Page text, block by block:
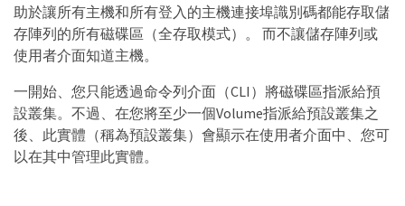
助於讓所有主機和所有登入的主機連接埠識別碼都能存取儲
存陣列的所有磁碟區（全存取模式）。 而不讓儲存陣列或
使用者介面知道主機。
一開始、您只能透過命令列介面（CLI）將磁碟區指派給預
設叢集。不過、在您將至少一個Volume指派給預設叢集之
後、此實體（稱為預設叢集）會顯示在使用者介面中、您可
以在其中管理此實體。